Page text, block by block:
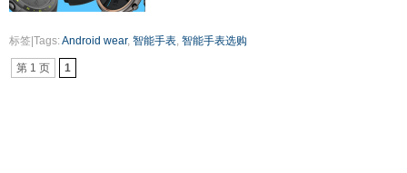
标签|Tags:Android wear, 智能手表, 智能手表选购
第 1 页 1